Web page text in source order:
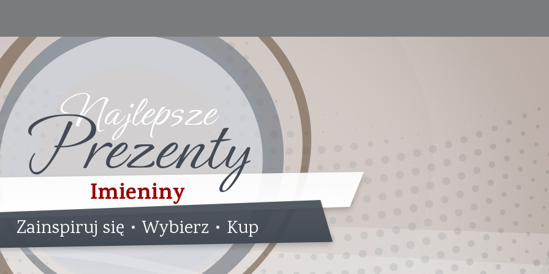
Najlepsze
Prezenty
Imieniny
Zainspiruj się • Wybierz • Kup